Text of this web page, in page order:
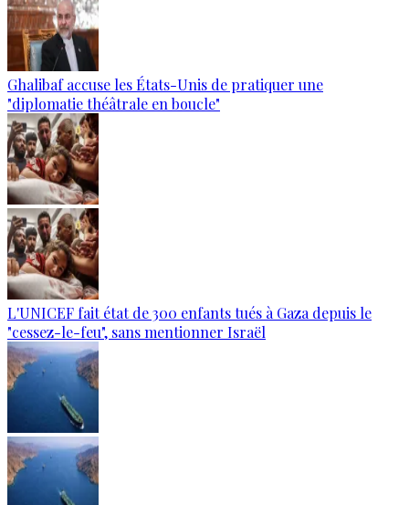
Ghalibaf accuse les États-Unis de pratiquer une
"diplomatie théâtrale en boucle"
L'UNICEF fait état de 300 enfants tués à Gaza depuis le
"cessez-le-feu", sans mentionner Israël